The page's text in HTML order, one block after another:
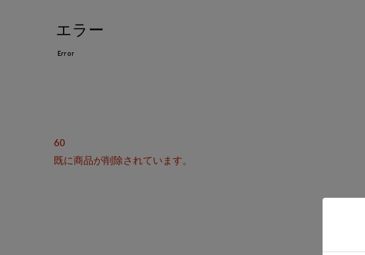
エラー
Error
60
既に商品が削除されています。